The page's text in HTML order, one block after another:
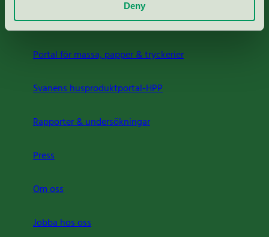
Deny
Nordic Ecolabelling Portal
Portal för massa, papper & tryckerier
Svanens husproduktportal-HPP
Rapporter & undersökningar
Press
Om oss
Jobba hos oss